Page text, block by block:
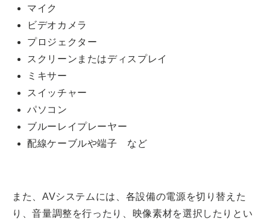
マイク
ビデオカメラ
プロジェクター
スクリーンまたはディスプレイ
ミキサー
スイッチャー
パソコン
ブルーレイプレーヤー
配線ケーブルや端子 など
また、AVシステムには、各設備の電源を切り替えた
り、音量調整を行ったり、映像素材を選択したりとい